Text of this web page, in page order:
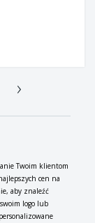
›
Twoim klientom
cen na
aby znaleźć
logo lub